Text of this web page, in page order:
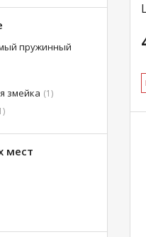
пружинный
змейка (1)
мест